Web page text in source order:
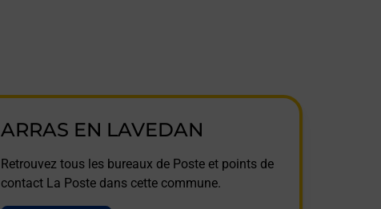
ARRAS EN LAVEDAN
Retrouvez tous les bureaux de Poste et points de
contact La Poste dans cette commune.